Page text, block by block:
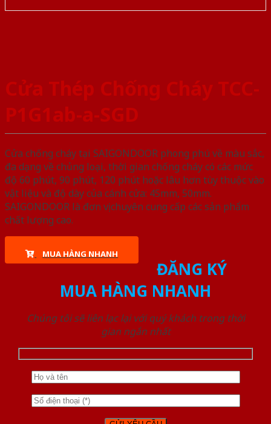
Cửa Thép Chống Cháy TCC-
P1G1ab-a-SGD
Cửa chống cháy tại SAIGONDOOR phong phú về màu sắc,
đa dạng về chủng loại, thời gian chống cháy có các mức
độ 60 phút, 90 phút, 120 phút hoặc lâu hơn tùy thuộc vào
vật liệu và độ dày của cánh cửa: 45mm, 50mm.
SAIGONDOOR là đơn vị chuyên cung cấp các sản phẩm
chất lượng cao.
MUA HÀNG NHANH
ĐĂNG KÝ
MUA HÀNG NHANH
Chúng tôi sẽ liên lạc lại với quý khách trong thời
gian ngắn nhất